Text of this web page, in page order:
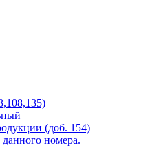
(доб. 154)
номера.